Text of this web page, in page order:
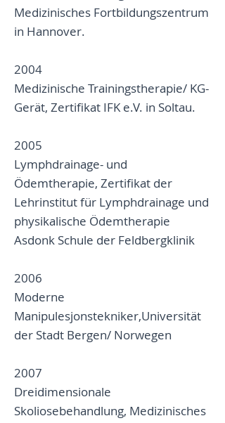
Medizinisches Fortbildungszentrum
in Hannover.
2004
Medizinische Trainingstherapie/ KG-
Gerät, Zertifikat IFK e.V. in Soltau.
2005
Lymphdrainage- und
Ödemtherapie, Zertifikat der
Lehrinstitut für Lymphdrainage und
physikalische Ödemtherapie
Asdonk Schule der Feldbergklinik
2006
Moderne
Manipulesjonstekniker,Universität
der Stadt Bergen/ Norwegen
2007
Dreidimensionale
Skoliosebehandlung, Medizinisches